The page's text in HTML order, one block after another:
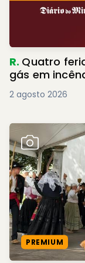
R. Quatro
gás em
2 agosto 2026
PREMIUM